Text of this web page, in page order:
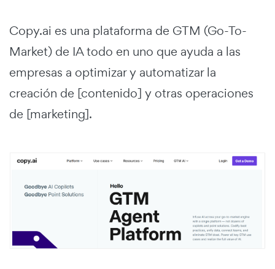
Copy.ai es una plataforma de GTM (Go-To-
Market) de IA todo en uno que ayuda a las
empresas a optimizar y automatizar la
creación de [contenido] y otras operaciones
de [marketing].